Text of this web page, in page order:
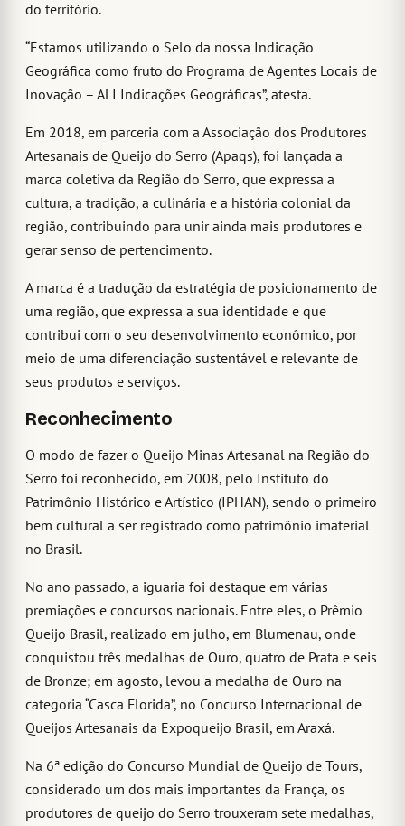
do território.
“Estamos utilizando o Selo da nossa Indicação
Geográfica como fruto do Programa de Agentes Locais de
Inovação – ALI Indicações Geográficas”, atesta.
Em 2018, em parceria com a Associação dos Produtores
Artesanais de Queijo do Serro (Apaqs), foi lançada a
marca coletiva da Região do Serro, que expressa a
cultura, a tradição, a culinária e a história colonial da
região, contribuindo para unir ainda mais produtores e
gerar senso de pertencimento.
A marca é a tradução da estratégia de posicionamento de
uma região, que expressa a sua identidade e que
contribui com o seu desenvolvimento econômico, por
meio de uma diferenciação sustentável e relevante de
seus produtos e serviços.
Reconhecimento
O modo de fazer o Queijo Minas Artesanal na Região do
Serro foi reconhecido, em 2008, pelo Instituto do
Patrimônio Histórico e Artístico (IPHAN), sendo o primeiro
bem cultural a ser registrado como patrimônio imaterial
no Brasil.
No ano passado, a iguaria foi destaque em várias
premiações e concursos nacionais. Entre eles, o Prêmio
Queijo Brasil, realizado em julho, em Blumenau, onde
conquistou três medalhas de Ouro, quatro de Prata e seis
de Bronze; em agosto, levou a medalha de Ouro na
categoria “Casca Florida”, no Concurso Internacional de
Queijos Artesanais da Expoqueijo Brasil, em Araxá.
Na 6ª edição do Concurso Mundial de Queijo de Tours,
considerado um dos mais importantes da França, os
produtores de queijo do Serro trouxeram sete medalhas,